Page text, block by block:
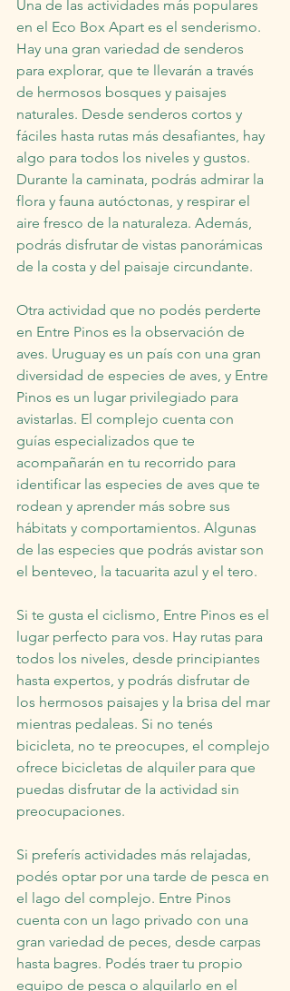
Una de las actividades más populares
en el Eco Box Apart es el senderismo.
Hay una gran variedad de senderos
para explorar, que te llevarán a través
de hermosos bosques y paisajes
naturales. Desde senderos cortos y
fáciles hasta rutas más desafiantes, hay
algo para todos los niveles y gustos.
Durante la caminata, podrás admirar la
flora y fauna autóctonas, y respirar el
aire fresco de la naturaleza. Además,
podrás disfrutar de vistas panorámicas
de la costa y del paisaje circundante.
Otra actividad que no podés perderte
en Entre Pinos es la observación de
aves. Uruguay es un país con una gran
diversidad de especies de aves, y Entre
Pinos es un lugar privilegiado para
avistarlas. El complejo cuenta con
guías especializados que te
acompañarán en tu recorrido para
identificar las especies de aves que te
rodean y aprender más sobre sus
hábitats y comportamientos. Algunas
de las especies que podrás avistar son
el benteveo, la tacuarita azul y el tero.
Si te gusta el ciclismo, Entre Pinos es el
lugar perfecto para vos. Hay rutas para
todos los niveles, desde principiantes
hasta expertos, y podrás disfrutar de
los hermosos paisajes y la brisa del mar
mientras pedaleas. Si no tenés
bicicleta, no te preocupes, el complejo
ofrece bicicletas de alquiler para que
puedas disfrutar de la actividad sin
preocupaciones.
Si preferís actividades más relajadas,
podés optar por una tarde de pesca en
el lago del complejo. Entre Pinos
cuenta con un lago privado con una
gran variedad de peces, desde carpas
hasta bagres. Podés traer tu propio
equipo de pesca o alquilarlo en el